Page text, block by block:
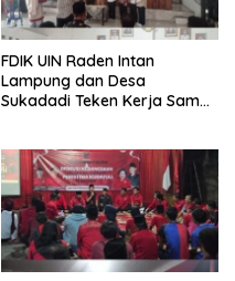
FDIK UIN Raden Intan
Lampung dan Desa
Sukadadi Teken Kerja Sama,